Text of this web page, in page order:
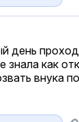
день
знала как
внука